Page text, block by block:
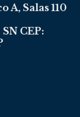
A, Salas 110
CEP: